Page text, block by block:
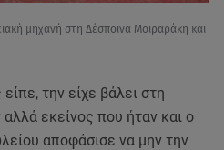
μηχανή στη Δέσποινα Μοιραράκη και
την είχε βάλει στη
αλλά εκείνος που ήταν και ο
αποφάσισε να μην την